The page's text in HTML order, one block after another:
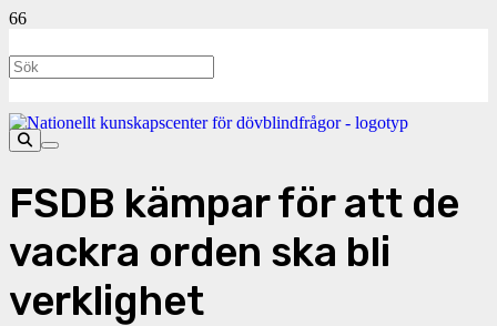
FSDB kämpar för att de
vackra orden ska bli
verklighet